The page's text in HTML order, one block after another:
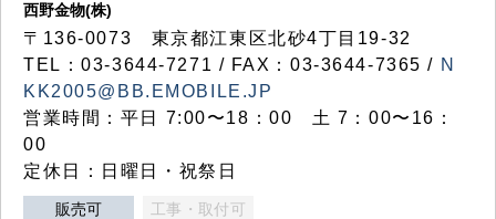
西野金物(株)
〒136-0073 東京都江東区北砂4丁目19-32
TEL：03‐3644‐7271 / FAX：03-3644-7365 / N
KK2005@BB.EMOBILE.JP
営業時間：平日 7:00〜18：00 土 7：00〜16：
00
定休日：日曜日・祝祭日
販売可 工事・取付可